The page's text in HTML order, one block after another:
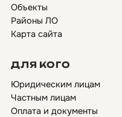
Объекты
Районы ЛО
Карта сайта
ДЛЯ КОГО
Юридическим лицам
Частным лицам
Оплата и документы